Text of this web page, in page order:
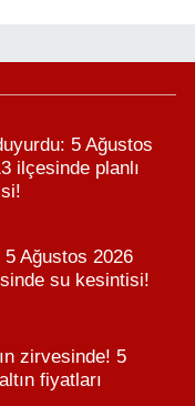
5 Ağustos
ilçesinde planlı
Ağustos 2026
su kesintisi!
zirvesinde! 5
fiyatları